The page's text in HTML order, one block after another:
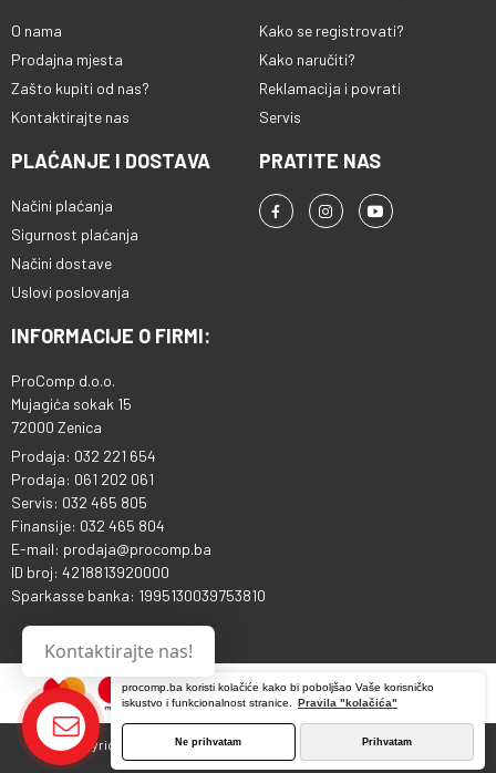
procomp.ba koristi kolačiće kako bi poboljšao Vaše korisničko
iskustvo i funkcionalnost stranice.
Pravila "kolačića"
Ne prihvatam Prihvatam
O nama
Prodajna mjesta
Zašto kupiti od nas?
Kontaktirajte nas
Kako se registrovati?
Kako naručiti?
Reklamacija i povrati
Servis
PLAĆANJE I DOSTAVA
Načini plaćanja
Sigurnost plaćanja
Načini dostave
Uslovi poslovanja
PRATITE NAS
INFORMACIJE O FIRMI:
ProComp d.o.o.
Mujagića sokak 15
72000 Zenica
Prodaja: 032 221 654
Prodaja: 061 202 061
Servis: 032 465 805
Finansije: 032 465 804
E-mail: prodaja@procomp.ba
ID broj: 4218813920000
Sparkasse banka: 1995130039753810
Copyright © 2013 - 2026 ProComp d.o.o. Sva prava pridržana.
Kontaktirajte nas!